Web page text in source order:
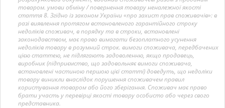
товаром. умови обміну / повернення товару неналежної якості
стаття 8. Згідно із законом України «про захист прав споживачів»: в
разі виявлення протягом встановленого гарантійного строку
недоліків споживач, в порядку та в строки, встановлені
законодавством, має право вимагати безоплатного усунення
недоліків товару в розумний строк. вимоги споживача, передбачених
цією статтею, не підлягають задоволенню, якщо продавець,
виробник (підприємство, що задовольняє вимоги споживача,
встановлені частиною першою цієї статті) доведуть, що недоліки
товару виникли внаслідок порушення споживачем правил
користування товаром або його зберігання. Споживач має право
брати участь у перевірці якості товару особисто або через свого
представника.